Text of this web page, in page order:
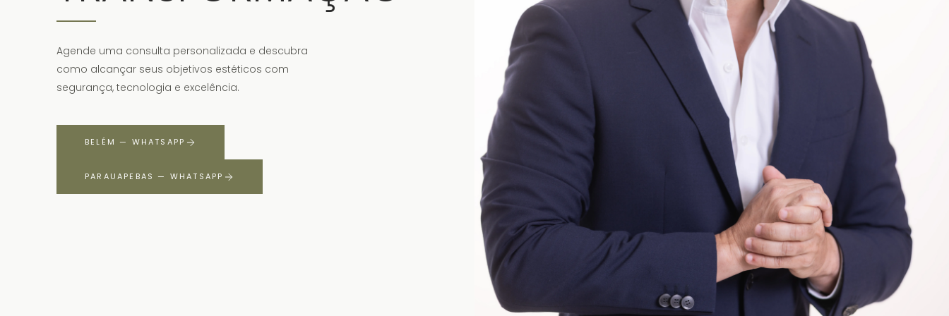
Agende uma consulta personalizada e descubra
como alcançar seus objetivos estéticos com
segurança, tecnologia e excelência.
BELÉM — WHATSAPP
PARAUAPEBAS — WHATSAPP